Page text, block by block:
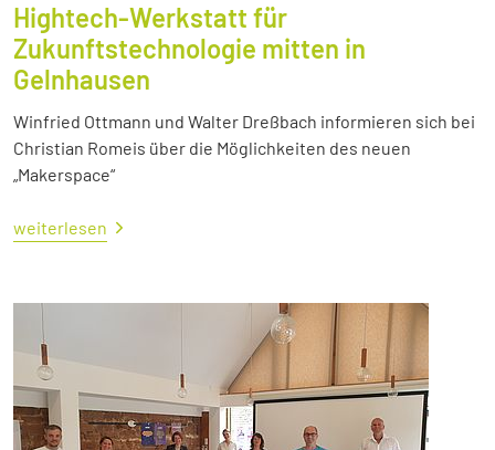
Hightech-Werkstatt für
Zukunftstechnologie mitten in
Gelnhausen
Winfried Ottmann und Walter Dreßbach informieren sich bei
Christian Romeis über die Möglichkeiten des neuen
„Makerspace“
weiterlesen